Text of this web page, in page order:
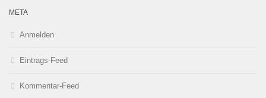
META
Anmelden
Eintrags-Feed
Kommentar-Feed